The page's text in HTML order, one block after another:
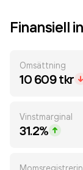
Finansiell
Omsättning
10 609 tkr
Vinstmarginal
31.2%